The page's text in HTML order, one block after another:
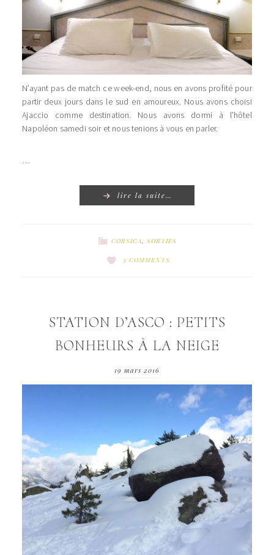
N’ayant pas de match ce week-end, nous en avons profité pour
partir deux jours dans le sud en amoureux. Nous avons choisi
Ajaccio comme destination. Nous avons dormi à l’hôtel
Napoléon samedi soir et nous tenions à vous en parler.
…
lire la suite…
CORSICA, SORTIES
3 COMMENTS
STATION D’ASCO : PETITS
BONHEURS À LA NEIGE
19 mars 2016